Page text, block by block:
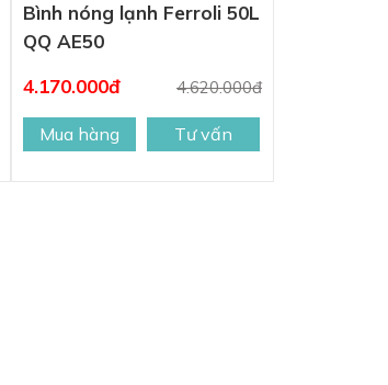
Bình nóng lạnh Ferroli 50L
QQ AE50
4.170.000đ
4.620.000đ
Mua hàng Tư vấn